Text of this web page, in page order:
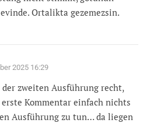
Ortalikta gezemezsin.
2025 16:29
zweiten Ausführung recht,
Kommentar einfach nichts
Ausführung zu tun… da liegen